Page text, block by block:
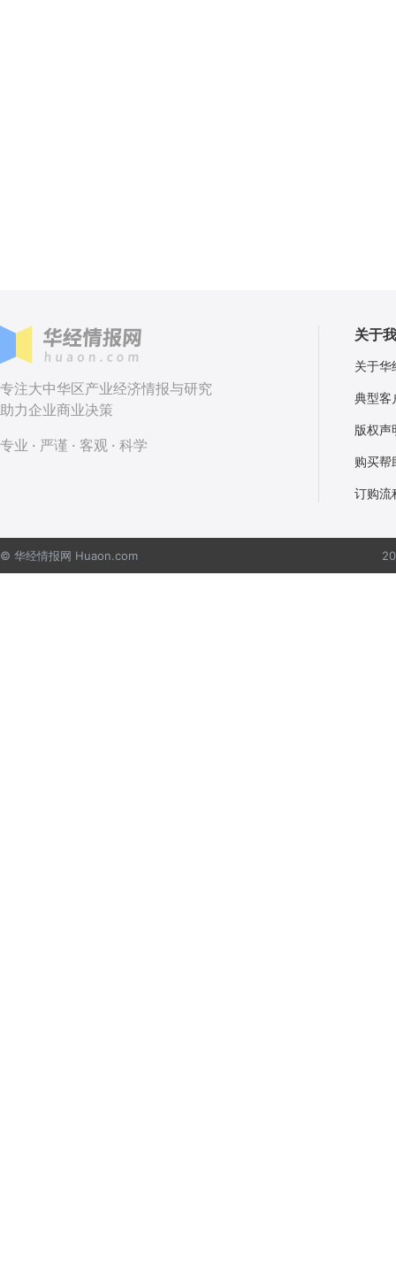
专注大中华区产业经济情报与研究
助力企业商业决策
专业 · 严谨 · 客观 · 科学
关于
关于华
典型客
版权声
购买帮
订购流
© 华经情报网 Huaon.com